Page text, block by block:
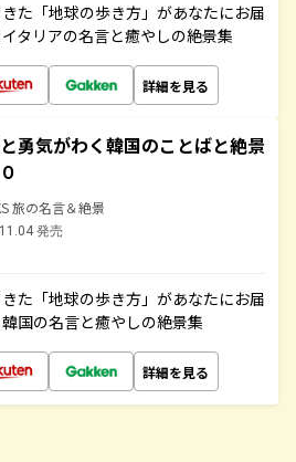
た「地球の歩き方」があなたにお届
タリアの名言と癒やしの絶景集
詳細を見る
勇気がわく韓国のことばと絶景
旅の名言＆絶景
発売
た「地球の歩き方」があなたにお届
国の名言と癒やしの絶景集
詳細を見る